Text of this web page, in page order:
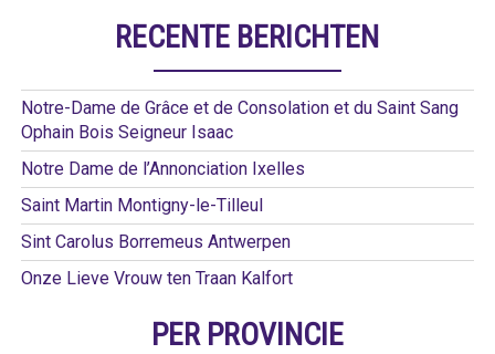
RECENTE BERICHTEN
Notre-Dame de Grâce et de Consolation et du Saint Sang
Ophain Bois Seigneur Isaac
Notre Dame de l’Annonciation Ixelles
Saint Martin Montigny-le-Tilleul
Sint Carolus Borremeus Antwerpen
Onze Lieve Vrouw ten Traan Kalfort
PER PROVINCIE